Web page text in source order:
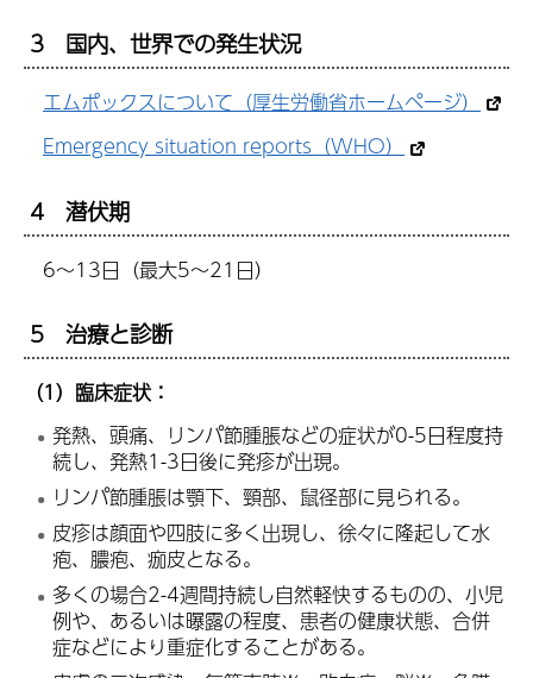
3 国内、世界での発生状況
エムポックスについて（厚生労働省ホームページ）
Emergency situation reports（WHO）
4 潜伏期
6～13日（最大5～21日）
5 治療と診断
（1）臨床症状：
発熱、頭痛、リンパ節腫脹などの症状が0-5日程度持
続し、発熱1-3日後に発疹が出現。
リンパ節腫脹は顎下、頸部、鼠径部に見られる。
皮疹は顔面や四肢に多く出現し、徐々に隆起して水
疱、膿疱、痂皮となる。
多くの場合2-4週間持続し自然軽快するものの、小児
例や、あるいは曝露の程度、患者の健康状態、合併
症などにより重症化することがある。